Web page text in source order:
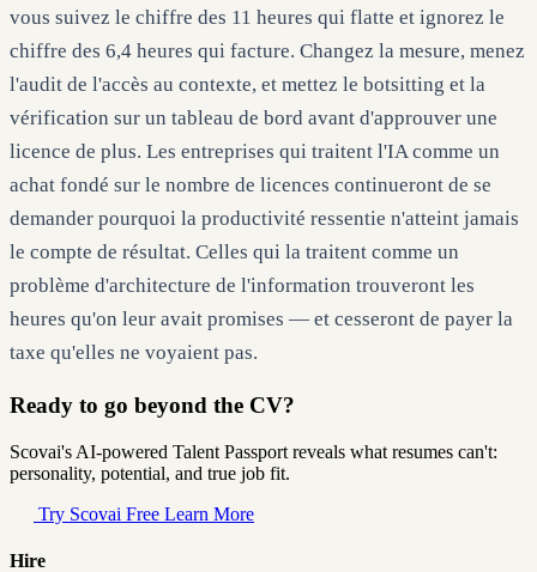
vous suivez le chiffre des 11 heures qui flatte et ignorez le
chiffre des 6,4 heures qui facture. Changez la mesure, menez
l'audit de l'accès au contexte, et mettez le botsitting et la
vérification sur un tableau de bord avant d'approuver une
licence de plus. Les entreprises qui traitent l'IA comme un
achat fondé sur le nombre de licences continueront de se
demander pourquoi la productivité ressentie n'atteint jamais
le compte de résultat. Celles qui la traitent comme un
problème d'architecture de l'information trouveront les
heures qu'on leur avait promises — et cesseront de payer la
taxe qu'elles ne voyaient pas.
Ready to go beyond the CV?
Scovai's AI-powered Talent Passport reveals what resumes can't:
personality, potential, and true job fit.
Try Scovai Free Learn More
Hire